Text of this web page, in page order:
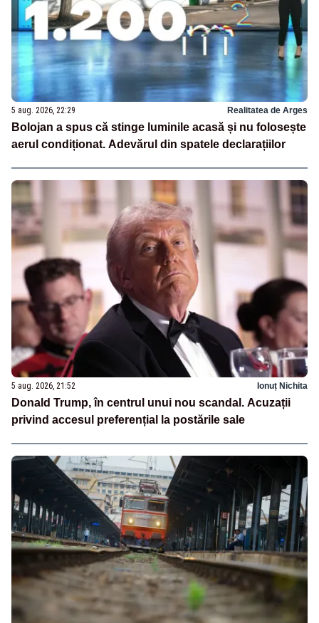
5 aug. 2026, 22:29 Realitatea de Arges
Bolojan a spus că stinge luminile acasă și nu folosește
aerul condiționat. Adevărul din spatele declarațiilor
5 aug. 2026, 21:52 Ionuț Nichita
Donald Trump, în centrul unui nou scandal. Acuzații
privind accesul preferențial la postările sale